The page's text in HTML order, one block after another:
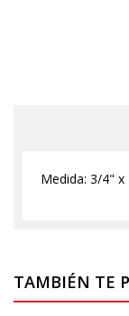
Medida: 3/4" x
TAMBIÉN TE